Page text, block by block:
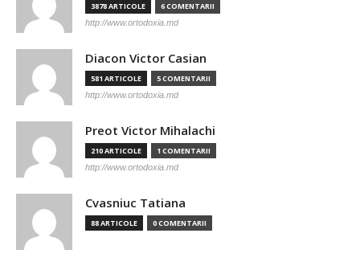
3878 ARTICOLE 6 COMENTARII
http://www.ortodoxia.md
Diacon Victor Casian
581 ARTICOLE 5 COMENTARII
http://www.ortodoxia.md
Preot Victor Mihalachi
210 ARTICOLE 1 COMENTARII
http://www.ortodoxia.md
Cvasniuc Tatiana
88 ARTICOLE 0 COMENTARII